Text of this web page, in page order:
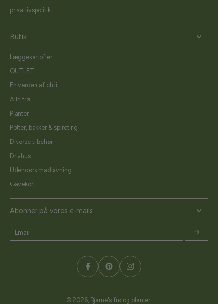
privatlivspolitik
Butik
Læggekartofler
OUTLET
En verden af chili
Alle frø
Planter
Potter, bakker & spireting
Diverse tilbehør
Drivhus
Udendørs madlavning
Gavekort
Abonner på vores e-mails
Email
© 2026, Bjarne's frø og planter.